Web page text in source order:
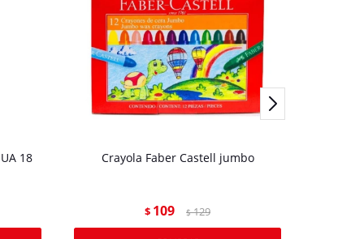
18 Crayola Faber Castell jumbo
$ 109 $ 129